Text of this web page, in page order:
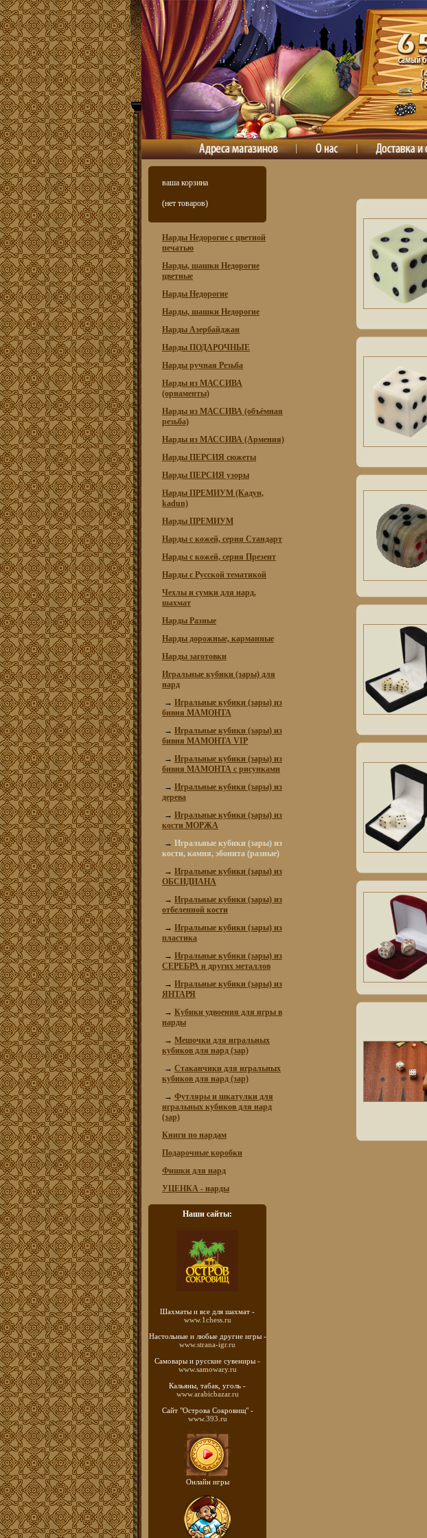
ваша корзина
(нет товаров)
Нарды Недорогие с цветной
печатью
Нарды, шашки Недорогие
цветные
Нарды Недорогие
Нарды, шашки Недорогие
Нарды Азербайджан
Нарды ПОДАРОЧНЫЕ
Нарды ручная Резьба
Нарды из МАССИВА
(орнаменты)
Нарды из МАССИВА (объёмная
резьба)
Нарды из МАССИВА (Армения)
Нарды ПЕРСИЯ сюжеты
Нарды ПЕРСИЯ узоры
Нарды ПРЕМИУМ (Кадун,
kadun)
Нарды ПРЕМИУМ
Нарды с кожей, серия Стандарт
Нарды с кожей, серия Презент
Нарды с Русской тематикой
Чехлы и сумки для нард,
шахмат
Нарды Разные
Нарды дорожные, карманные
Нарды заготовки
Игральные кубики (зары) для
нард
→ Игральные кубики (зары) из
бивня МАМОНТА
→ Игральные кубики (зары) из
бивня МАМОНТА VIP
→ Игральные кубики (зары) из
бивня МАМОНТА с рисунками
→ Игральные кубики (зары) из
дерева
→ Игральные кубики (зары) из
кости МОРЖА
→ Игральные кубики (зары) из
кости, камня, эбонита (разные)
→ Игральные кубики (зары) из
ОБСИДИАНА
→ Игральные кубики (зары) из
отбеленной кости
→ Игральные кубики (зары) из
пластика
→ Игральные кубики (зары) из
СЕРЕБРА и других металлов
→ Игральные кубики (зары) из
ЯНТАРЯ
→ Кубики удвоения для игры в
нарды
→ Мешочки для игральных
кубиков для нард (зар)
→ Стаканчики для игральных
кубиков для нард (зар)
→ Футляры и шкатулки для
игральных кубиков для нард
(зар)
Книги по нардам
Подарочные коробки
Фишки для нард
УЦЕНКА - нарды
Наши сайты:
Шахматы и все для шахмат -
www.1chess.ru
Настольные и любые другие игры -
www.strana-igr.ru
Самовары и русские сувениры -
www.samowary.ru
Кальяны, табак, уголь -
www.arabicbazar.ru
Сайт "Острова Сокровищ" -
www.393.ru
Онлайн игры